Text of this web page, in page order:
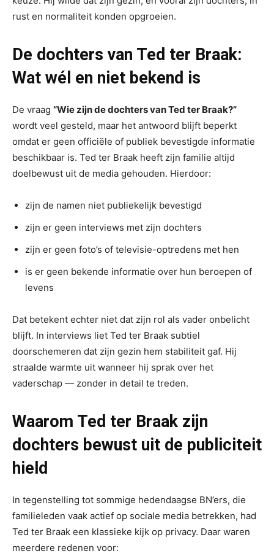
rust en normaliteit konden opgroeien.
De dochters van Ted ter Braak:
Wat wél en niet bekend is
De vraag “Wie zijn de dochters van Ted ter Braak?”
wordt veel gesteld, maar het antwoord blijft beperkt
omdat er geen officiële of publiek bevestigde informatie
beschikbaar is. Ted ter Braak heeft zijn familie altijd
doelbewust uit de media gehouden. Hierdoor:
zijn de namen niet publiekelijk bevestigd
zijn er geen interviews met zijn dochters
zijn er geen foto’s of televisie-optredens met hen
is er geen bekende informatie over hun beroepen of
levens
Dat betekent echter niet dat zijn rol als vader onbelicht
blijft. In interviews liet Ted ter Braak subtiel
doorschemeren dat zijn gezin hem stabiliteit gaf. Hij
straalde warmte uit wanneer hij sprak over het
vaderschap — zonder in detail te treden.
Waarom Ted ter Braak zijn
dochters bewust uit de publiciteit
hield
In tegenstelling tot sommige hedendaagse BN’ers, die
familieleden vaak actief op sociale media betrekken, had
Ted ter Braak een klassieke kijk op privacy. Daar waren
meerdere redenen voor: